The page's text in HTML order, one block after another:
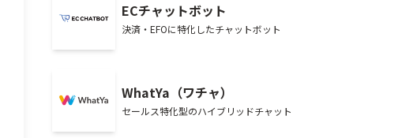
ECチャットボット
決済・EFOに特化したチャットボット
WhatYa（ワチャ）
セールス特化型のハイブリッドチャット